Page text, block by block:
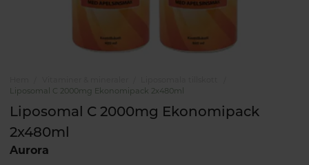
Liposomal C 2000mg Ekonomipack 2x480ml
Liposomal C 2000mg Ekonomipack
2x480ml
Aurora